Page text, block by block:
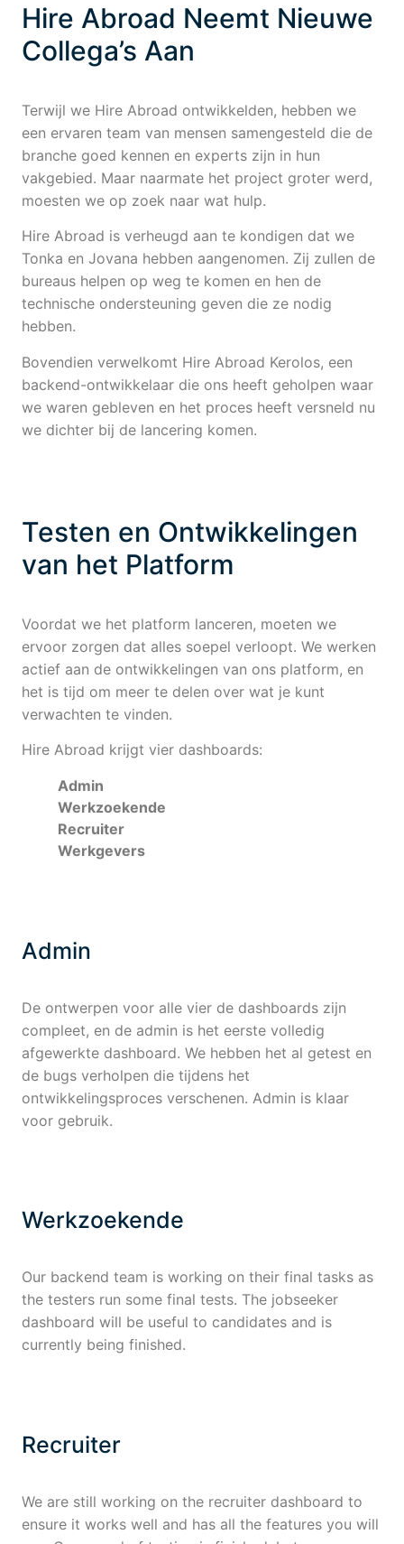
Hire Abroad Neemt Nieuwe
Collega’s Aan
Terwijl we Hire Abroad ontwikkelden, hebben we
een ervaren team van mensen samengesteld die de
branche goed kennen en experts zijn in hun
vakgebied. Maar naarmate het project groter werd,
moesten we op zoek naar wat hulp.
Hire Abroad is verheugd aan te kondigen dat we
Tonka en Jovana hebben aangenomen. Zij zullen de
bureaus helpen op weg te komen en hen de
technische ondersteuning geven die ze nodig
hebben.
Bovendien verwelkomt Hire Abroad Kerolos, een
backend-ontwikkelaar die ons heeft geholpen waar
we waren gebleven en het proces heeft versneld nu
we dichter bij de lancering komen.
Testen en Ontwikkelingen
van het Platform
Voordat we het platform lanceren, moeten we
ervoor zorgen dat alles soepel verloopt. We werken
actief aan de ontwikkelingen van ons platform, en
het is tijd om meer te delen over wat je kunt
verwachten te vinden.
Hire Abroad krijgt vier dashboards:
Admin
Werkzoekende
Recruiter
Werkgevers
Admin
De ontwerpen voor alle vier de dashboards zijn
compleet, en de admin is het eerste volledig
afgewerkte dashboard. We hebben het al getest en
de bugs verholpen die tijdens het
ontwikkelingsproces verschenen. Admin is klaar
voor gebruik.
Werkzoekende
Our backend team is working on their final tasks as
the testers run some final tests. The jobseeker
dashboard will be useful to candidates and is
currently being finished.
Recruiter
We are still working on the recruiter dashboard to
ensure it works well and has all the features you will